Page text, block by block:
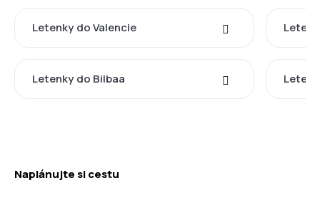
Letenky do Valencie
Letenky do Bilbaa
Naplánujte si cestu